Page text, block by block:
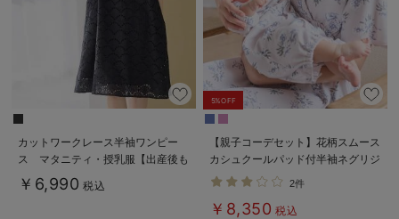
カットワークレース半袖ワンピー
ス マタニティ・授乳服【出産後も
長く着られる】
￥6,990 税込
5%OFF
【親子コーデセット】花柄スムース
カシュクールパッド付半袖ネグリジ
ェ＆2wayオール 出産準備 ギフ
ト マタニティ・産後
2件
￥8,350 税込